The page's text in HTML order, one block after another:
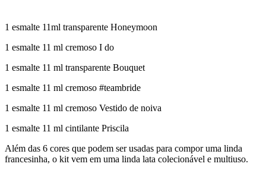
1 esmalte 11ml transparente Honeymoon
1 esmalte 11 ml cremoso I do
1 esmalte 11 ml transparente Bouquet
1 esmalte 11 ml cremoso #teambride
1 esmalte 11 ml cremoso Vestido de noiva
1 esmalte 11 ml cintilante Priscila
Além das 6 cores que podem ser usadas para compor uma linda
francesinha, o kit vem em uma linda lata colecionável e multiuso.